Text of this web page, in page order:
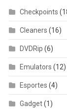
Checkpoints
Cleaners (16)
DVDRip (6)
Emulators (12)
Esportes (4)
Gadget(1)